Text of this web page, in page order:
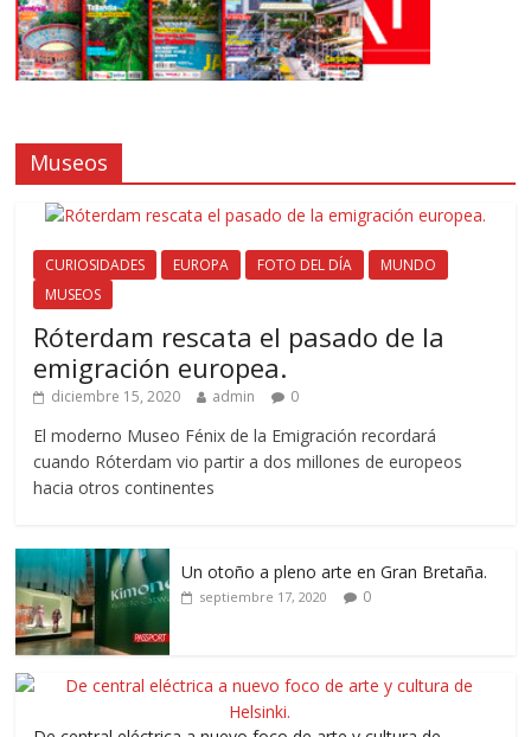
Museos
CURIOSIDADES EUROPA FOTO DEL DÍA
MUNDO
MUSEOS
Róterdam rescata el pasado de la
emigración europea.
diciembre 15, 2020 admin 0
El moderno Museo Fénix de la Emigración recordará
cuando Róterdam vio partir a dos millones de europeos
hacia otros continentes
Un otoño a pleno arte en Gran Bretaña.
septiembre 17, 2020 0